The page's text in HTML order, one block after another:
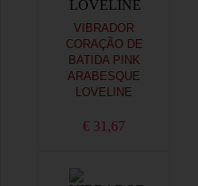
VIBRADOR
CORAÇÃO DE
BATIDA PINK
ARABESQUE
LOVELINE
€ 31,67